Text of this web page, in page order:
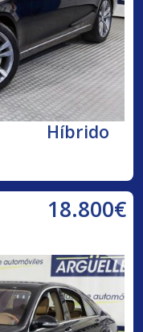
Híbrido
18.800€